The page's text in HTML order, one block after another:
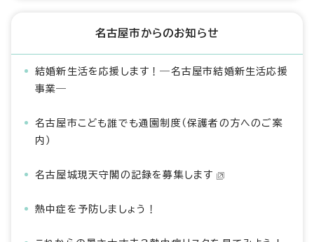
名古屋市からのお知らせ
結婚新生活を応援します！―名古屋市結婚新生活応援
事業―
名古屋市こども誰でも通園制度（保護者の方へのご案
内）
名古屋城現天守閣の記録を募集します
熱中症を予防しましょう！